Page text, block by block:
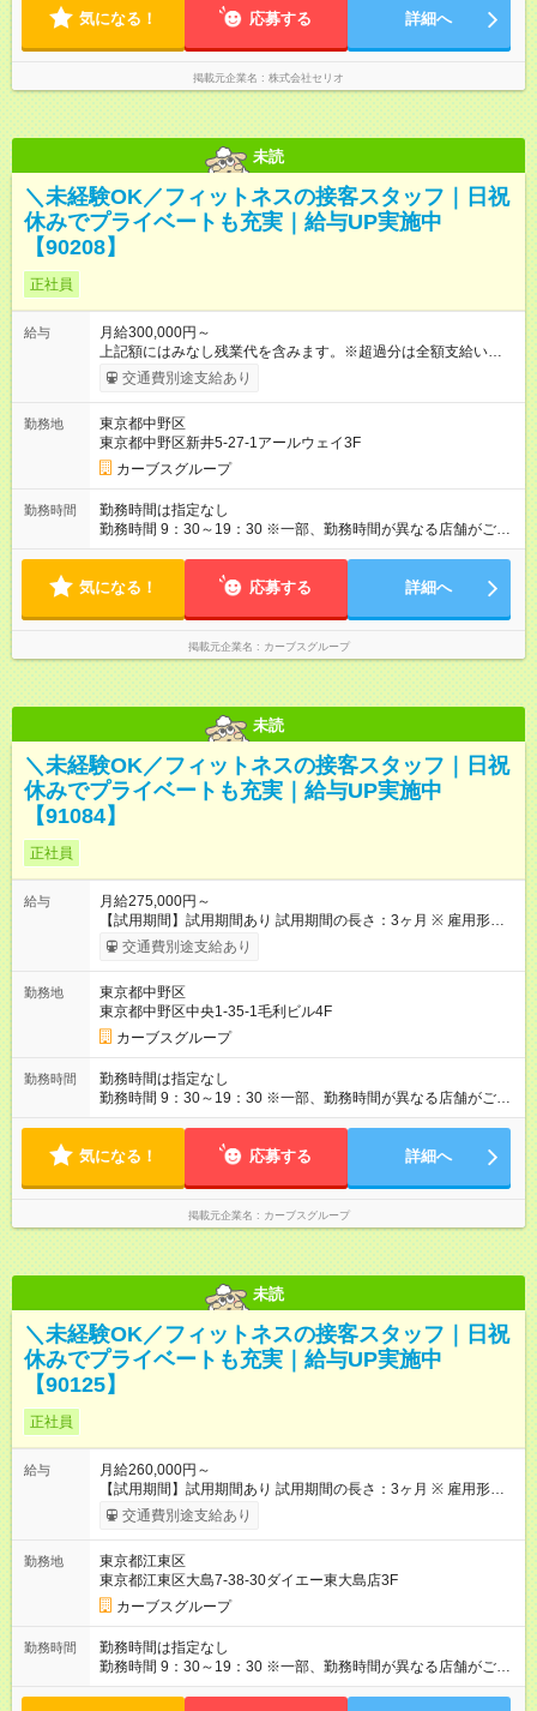
気になる！ 応募する 詳細へ
掲載元企業名 株式会社セリオ
未読
＼未経験OK／フィットネスの接客スタッフ｜日祝
休みでプライベートも充実｜給与UP実施中
【90208】
正社員
給与
月給300,000円～
上記額にはみなし残業代を含みます。※超過分は全額支給いたし
ます。 みなし残業代 42,190円／月 みなし残業時間 25時間／月
【試用期間】試用期間あり 試用期間の長さ：6ヶ月 ※ 雇用形態
用時と同じです。 給与：月給 260,000円以上
交通費別途支給あり
勤務地
東京都中野区
東京都中野区新井5-27-1アールウェイ3F
カーブスグループ
勤務時間
勤務時間は指定なし
勤務時間 9：30～19：30 ※一部、勤務時間が異なる店舗がござ
います。 ＜営業時間＞ 平日／10：00～13：00、15：00～19：
深夜シフトはありません）
気になる！ 応募する 詳細へ
掲載元企業名 カーブスグループ
未読
＼未経験OK／フィットネスの接客スタッフ｜日祝
休みでプライベートも充実｜給与UP実施中
【91084】
正社員
給与
月給275,000円～
【試用期間】試用期間あり 試用期間の長さ：3ヶ月 ※ 雇用形態
と給与に、本採用時と異なる部分があります。 雇用形態：本採
用時と同じです。 給与：月給 245,000円以上
交通費別途支給あり
勤務地
東京都中野区
東京都中野区中央1-35-1毛利ビル4F
カーブスグループ
勤務時間
勤務時間は指定なし
勤務時間 9：30～19：30 ※一部、勤務時間が異なる店舗がござ
います。 ＜営業時間＞ 平日／10：00～13：00、15：00～19：
深夜シフトはありません）
気になる！ 応募する 詳細へ
掲載元企業名 カーブスグループ
未読
＼未経験OK／フィットネスの接客スタッフ｜日祝
休みでプライベートも充実｜給与UP実施中
【90125】
正社員
給与
月給260,000円～
【試用期間】試用期間あり 試用期間の長さ：3ヶ月 ※ 雇用形態
と給与に、本採用時と異なる部分があります。 雇用形態：本採
用時と同じです。 給与：月給 245,000円以上
交通費別途支給あり
勤務地
東京都江東区
東京都江東区大島7-38-30ダイエー東大島店3F
カーブスグループ
勤務時間
勤務時間は指定なし
勤務時間 9：30～19：30 ※一部、勤務時間が異なる店舗がござ
います。 ＜営業時間＞ 平日／10：00～13：00、15：00～19：